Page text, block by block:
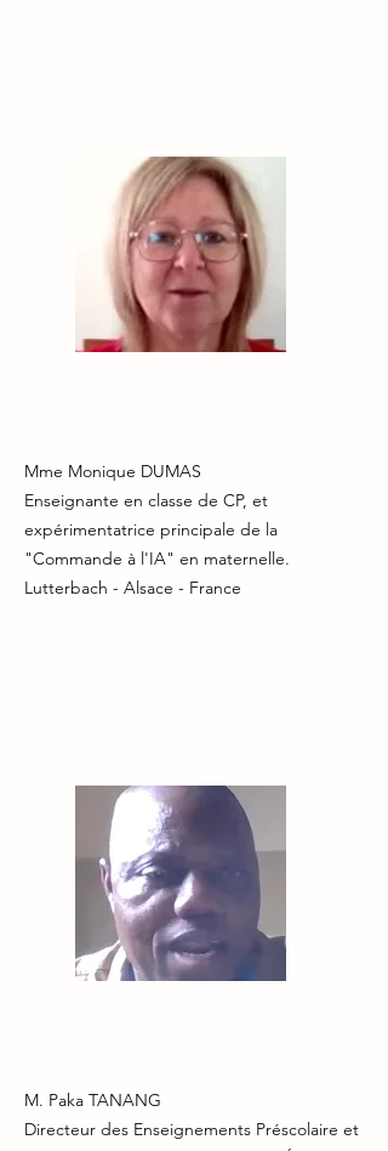
Mme Monique DUMAS
Enseignante en classe de CP, et
expérimentatrice principale de la
"Commande à l'IA" en maternelle.
Lutterbach - Alsace - France
M. Paka TANANG
Directeur des Enseignements Préscolaire et